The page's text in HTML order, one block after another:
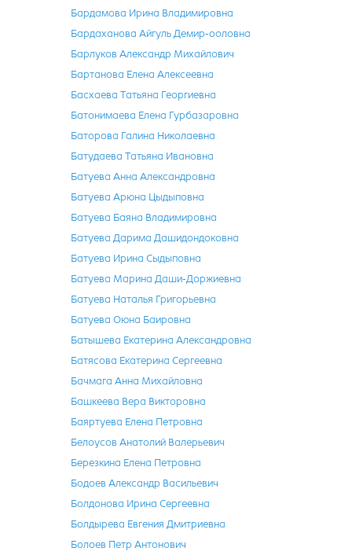
Бардамова Ирина Владимировна
Бардаханова Айгуль Демир-ооловна
Барлуков Александр Михайлович
Бартанова Елена Алексеевна
Басхаева Татьяна Георгиевна
Батонимаева Елена Гурбазаровна
Баторова Галина Николаевна
Батудаева Татьяна Ивановна
Батуева Анна Александровна
Батуева Арюна Цыдыповна
Батуева Баяна Владимировна
Батуева Дарима Дашидондоковна
Батуева Ирина Сыдыповна
Батуева Марина Даши-Доржиевна
Батуева Наталья Григорьевна
Батуева Оюна Баировна
Батышева Екатерина Александровна
Батясова Екатерина Сергеевна
Бачмага Анна Михайловна
Башкеева Вера Викторовна
Баяртуева Елена Петровна
Белоусов Анатолий Валерьевич
Березкина Елена Петровна
Бодоев Александр Васильевич
Болдонова Ирина Сергеевна
Болдырева Евгения Дмитриевна
Болоев Петр Антонович